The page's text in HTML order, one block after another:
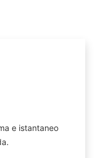
e istantaneo